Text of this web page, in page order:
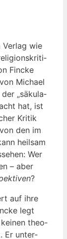
Ver­lag wie
Fin­cke
Micha­el
der „säku­la­
hat, ist
Kri­tik
den im
heil­sam
Wer
– aber
?
auf ihre
legt
kei­nen theo­
Er unter­